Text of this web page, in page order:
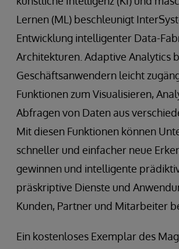
Lernen (ML) beschleunigt
Entwicklung intelligenter Data-
Architekturen. Adaptive Analytics
Geschäftsanwendern leicht
Funktionen zum Visualisieren,
Abfragen von Daten aus
Mit diesen Funktionen können
schneller und einfacher neue
gewinnen und intelligente
präskriptive Dienste und
Kunden, Partner und Mitarbeiter
Ein kostenloses Exemplar des